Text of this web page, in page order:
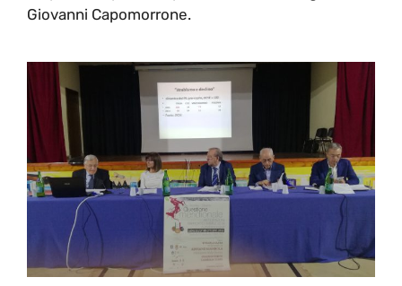
Giovanni Capomorrone.